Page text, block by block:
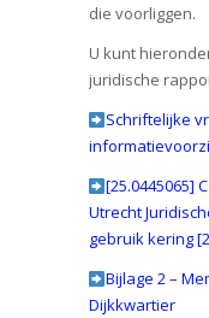
die voorliggen.
U kunt
juridische
Schriftelijke
[25.0445065]
Utrecht
gebruik kering
Bijlage 2 –
Dijkkwartier